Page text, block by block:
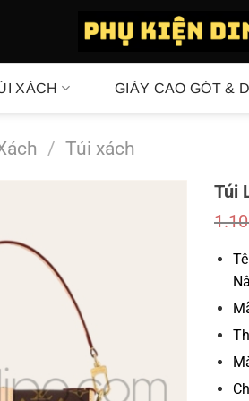
XÁCH GIÀY CAO GÓT &
/ Túi xách
Túi